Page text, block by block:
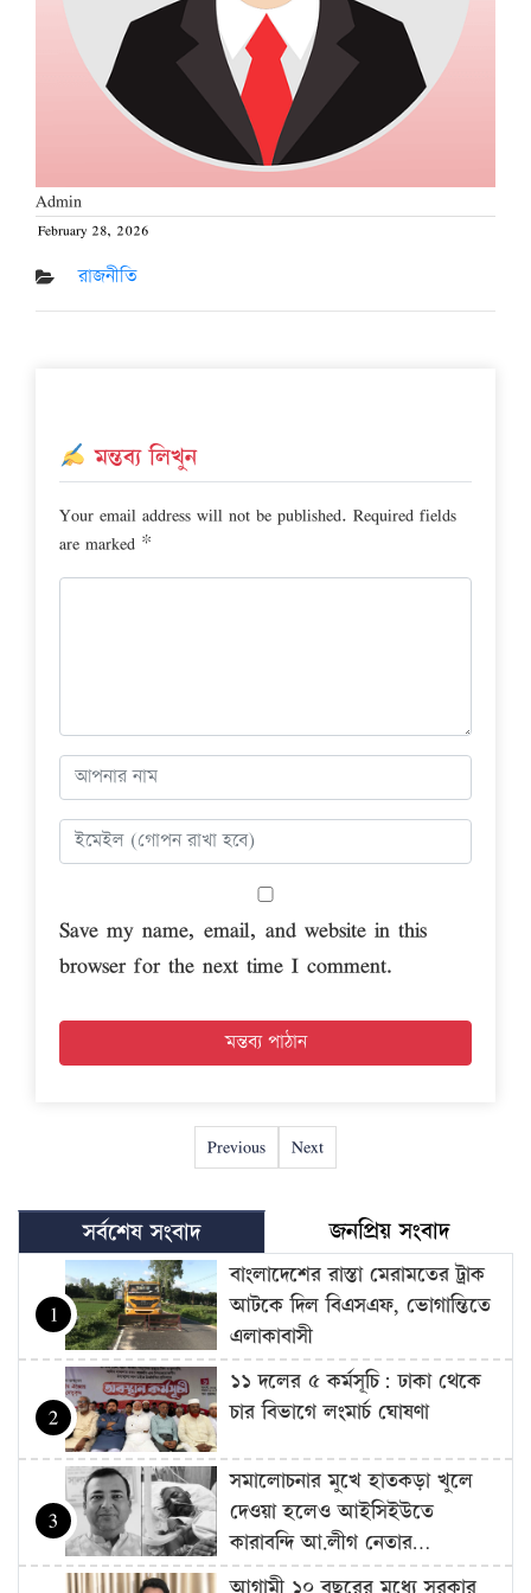
Admin
Posted
on
February 28, 2026
রাজনীতি
মন্তব্য লিখুন
Your email address will not be published. Required fields
are marked *
Save my name, email, and website in this
browser for the next time I comment.
Previous Next
সর্বশেষ সংবাদ জনপ্রিয় সংবাদ
1
বাংলাদেশের রাস্তা মেরামতের ট্রাক
আটকে দিল বিএসএফ, ভোগান্তিতে
এলাকাবাসী
2
১১ দলের ৫ কর্মসূচি: ঢাকা থেকে
চার বিভাগে লংমার্চ ঘোষণা
3
সমালোচনার মুখে হাতকড়া খুলে
দেওয়া হলেও আইসিইউতে
কারাবন্দি আ.লীগ নেতার…